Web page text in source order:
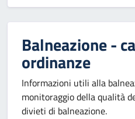
Balneazione -
ordinanze
Informazioni utili alla
monitoraggio della qualità
divieti di balneazione.